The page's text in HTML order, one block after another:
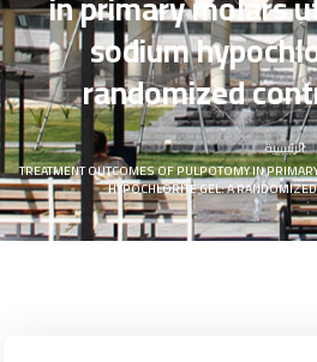
sodium
randomized
الرئيسية
TREATMENT OUTCOMES OF PULPOTOMY IN
HYPOCHLORITE GEL: A